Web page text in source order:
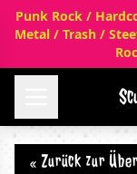
Punk Rock /
Metal / Trash /
« Zurück zur